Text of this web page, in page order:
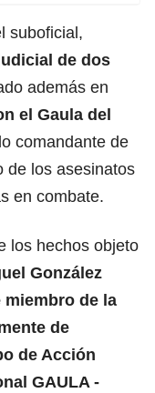
suboficial,
de dos
además en
el Gaula del
comandante de
de los asesinatos
en combate.
los hechos objeto
González
miembro de la
de
de Acción
GAULA -